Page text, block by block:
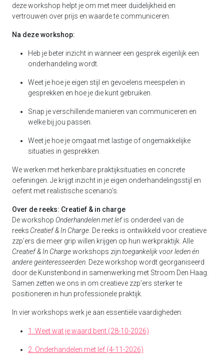
deze workshop helpt je om met meer duidelijkheid en
vertrouwen over prijs en waarde te communiceren.
Na deze workshop:
Heb je beter inzicht in wanneer een gesprek eigenlijk een
onderhandeling wordt.
Weet je hoe je eigen stijl en gevoelens meespelen in
gesprekken en hoe je die kunt gebruiken.
Snap je verschillende manieren van communiceren en
welke bij jou passen.
Weet je hoe je omgaat met lastige of ongemakkelijke
situaties in gesprekken.
We werken met herkenbare praktijksituaties en concrete
oefeningen. Je krijgt inzicht in je eigen onderhandelingsstijl en
oefent met realistische scenario’s.
Over de reeks: Creatief & in charge
De workshop Onderhandelen met lefis onderdeel van de
reeks Creatief & In Charge. De reeks is ontwikkeld voor creatieve
zzp’ers die meer grip willen krijgen op hun werkpraktijk. Alle
Creatief & In Chargeworkshops zijntoegankelijk voor leden én
andere geïnteresseerden. Deze workshop wordt georganiseerd
door de Kunstenbond in samenwerking met Stroom Den Haag.
Samen zetten we ons in om creatieve zzp’ers sterker te
positioneren in hun professionele praktijk.
In vier workshops werk je aan essentiële vaardigheden:
1. Weet wat je waard bent (28-10-2026)
2. Onderhandelen met lef (4-11-2026)